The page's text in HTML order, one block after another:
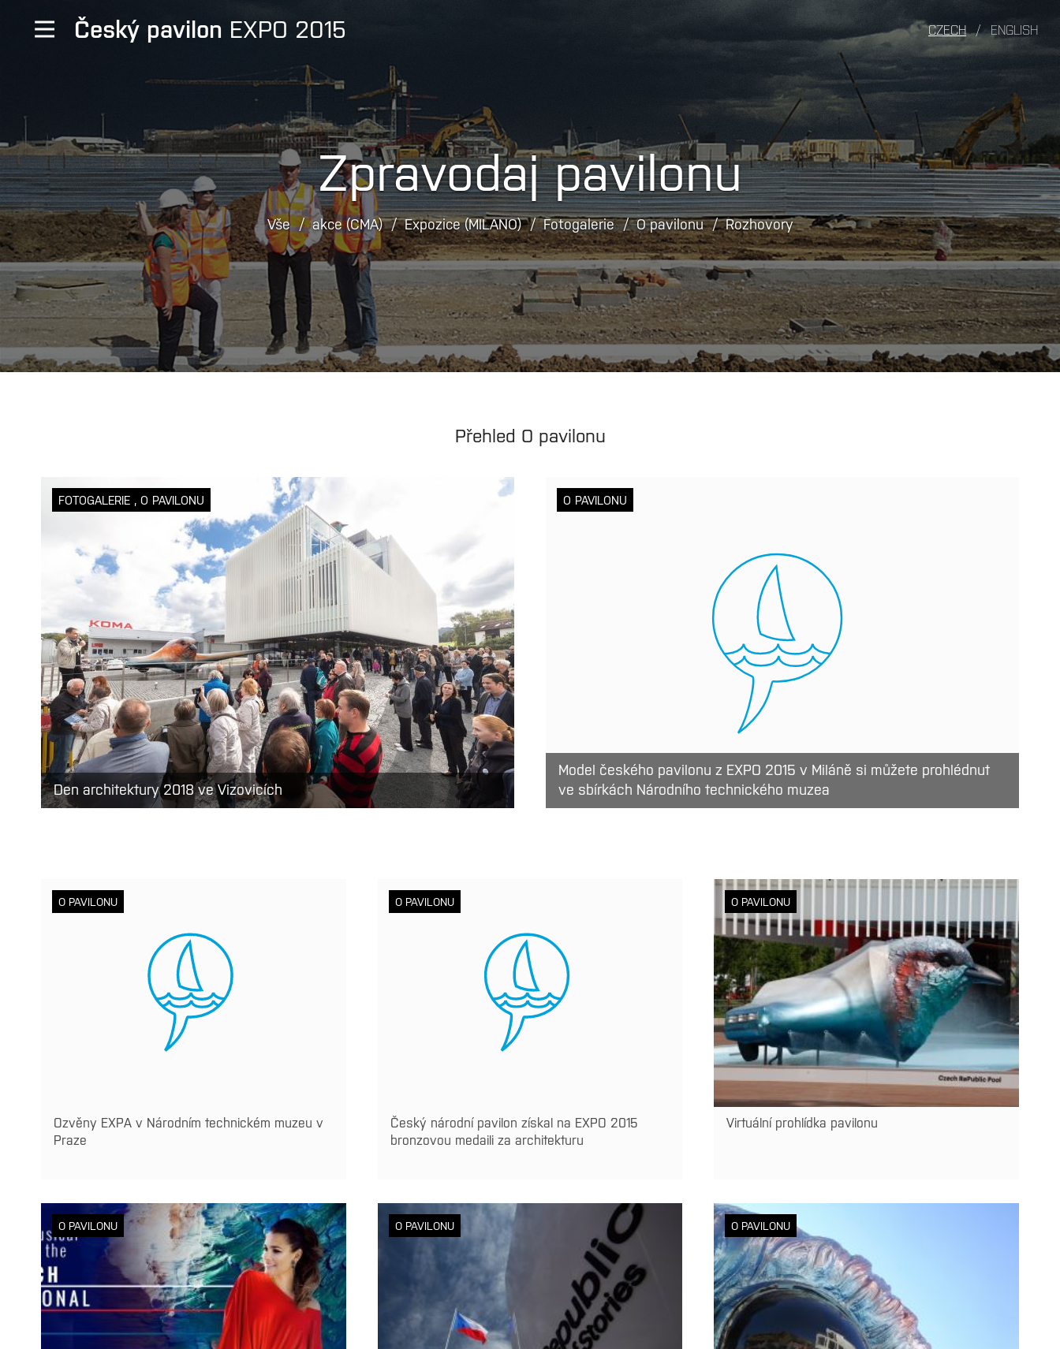
Český pavilon EXPO 2015 CZECH / ENGLISH
Zpravodaj pavilonu
Vše akce (CMA) Expozice (MILANO) Fotogalerie O pavilonu Rozhovory
Přehled O pavilonu
Den architektury 2018 ve Vizovicích
FOTOGALERIE O PAVILONU
Model českého pavilonu z EXPO 2015 v Miláně si můžete prohlédnut
ve sbírkách Národního technického muzea
O PAVILONU
Ozvěny EXPA v Národním technickém muzeu v
Praze
O PAVILONU
Český národní pavilon získal na EXPO 2015
bronzovou medaili za architekturu
O PAVILONU
Virtuální prohlídka pavilonu
O PAVILONU
O PAVILONU O PAVILONU O PAVILONU